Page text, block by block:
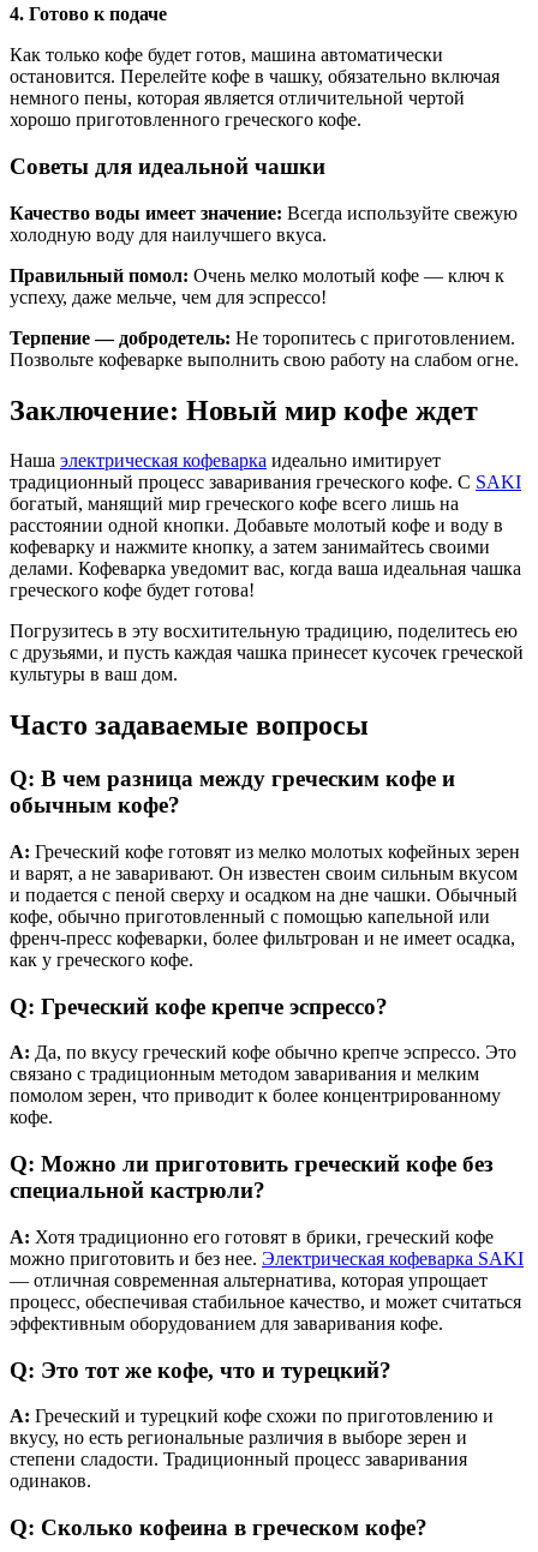
4. Готово к подаче
Как только кофе будет готов, машина автоматически
остановится. Перелейте кофе в чашку, обязательно включая
немного пены, которая является отличительной чертой
хорошо приготовленного греческого кофе.
Советы для идеальной чашки
Качество воды имеет значение: Всегда используйте свежую
холодную воду для наилучшего вкуса.
Правильный помол: Очень мелко молотый кофе — ключ к
успеху, даже мельче, чем для эспрессо!
Терпение — добродетель: Не торопитесь с приготовлением.
Позвольте кофеварке выполнить свою работу на слабом огне.
Заключение: Новый мир кофе ждет
Наша электрическая кофеварка идеально имитирует
традиционный процесс заваривания греческого кофе. С SAKI
богатый, манящий мир греческого кофе всего лишь на
расстоянии одной кнопки. Добавьте молотый кофе и воду в
кофеварку и нажмите кнопку, а затем занимайтесь своими
делами. Кофеварка уведомит вас, когда ваша идеальная чашка
греческого кофе будет готова!
Погрузитесь в эту восхитительную традицию, поделитесь ею
с друзьями, и пусть каждая чашка принесет кусочек греческой
культуры в ваш дом.
Часто задаваемые вопросы
Q: В чем разница между греческим кофе и
обычным кофе?
A: Греческий кофе готовят из мелко молотых кофейных зерен
и варят, а не заваривают. Он известен своим сильным вкусом
и подается с пеной сверху и осадком на дне чашки. Обычный
кофе, обычно приготовленный с помощью капельной или
френч-пресс кофеварки, более фильтрован и не имеет осадка,
как у греческого кофе.
Q: Греческий кофе крепче эспрессо?
A: Да, по вкусу греческий кофе обычно крепче эспрессо. Это
связано с традиционным методом заваривания и мелким
помолом зерен, что приводит к более концентрированному
кофе.
Q: Можно ли приготовить греческий кофе без
специальной кастрюли?
A: Хотя традиционно его готовят в брики, греческий кофе
можно приготовить и без нее. Электрическая кофеварка SAKI
— отличная современная альтернатива, которая упрощает
процесс, обеспечивая стабильное качество, и может считаться
эффективным оборудованием для заваривания кофе.
Q: Это тот же кофе, что и турецкий?
A: Греческий и турецкий кофе схожи по приготовлению и
вкусу, но есть региональные различия в выборе зерен и
степени сладости. Традиционный процесс заваривания
одинаков.
Q: Сколько кофеина в греческом кофе?